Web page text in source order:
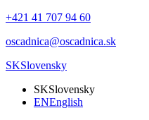
+421 41 707 94 60
oscadnica@oscadnica.sk
SKSlovensky
SKSlovensky
ENEnglish